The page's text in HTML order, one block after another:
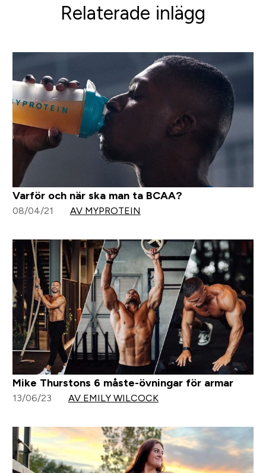
Relaterade inlägg
Varför och när ska man ta BCAA?
08/04/21 AV MYPROTEIN
Mike Thurstons 6 måste-övningar för armar
13/06/23 AV EMILY WILCOCK